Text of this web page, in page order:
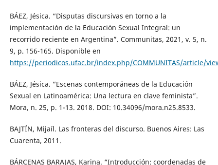
BÁEZ, Jésica. “Disputas discursivas en torno a la
implementación de la Educación Sexual Integral: un
recorrido reciente en Argentina”. Communitas, 2021, v. 5, n.
9, p. 156-165. Disponible en
https://periodicos.ufac.br/index.php/COMMUNITAS/article/
BÁEZ, Jésica. “Escenas contemporáneas de la Educación
Sexual en Latinoamérica: Una lectura en clave feminista”.
Mora, n. 25, p. 1-13. 2018. DOI: 10.34096/mora.n25.8533.
BAJTÍN, Mijaíl. Las fronteras del discurso. Buenos Aires: Las
Cuarenta, 2011.
BÁRCENAS BARAJAS, Karina. “Introducción: coordenadas de